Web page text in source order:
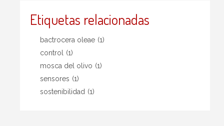
Etiquetas relacionadas
bactrocera oleae (1)
control
(1)
mosca del olivo (1)
sensores (1)
sostenibilidad (1)